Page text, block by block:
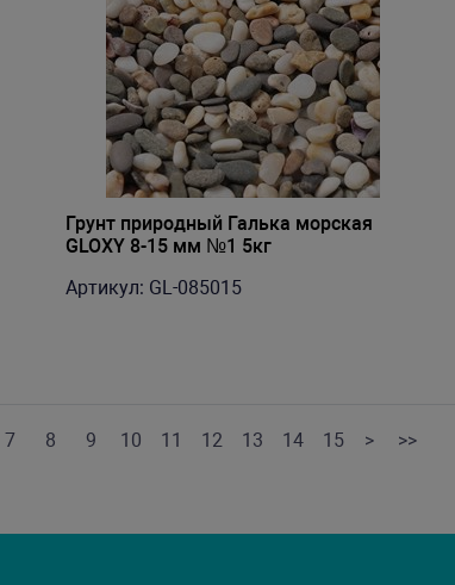
Грунт природный Галька морская
GLOXY 8-15 мм №1 5кг
Артикул: GL-085015
7 8 9 10 11 12 13 14 15 > >>